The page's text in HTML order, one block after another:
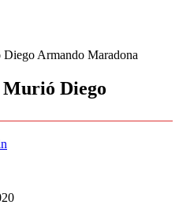
Armando Maradona
Diego